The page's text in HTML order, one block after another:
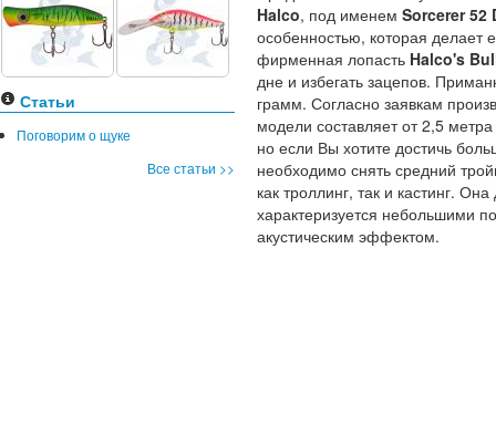
Статьи
Поговорим о щуке
Все статьи >>
Halco, под именем Sorcerer 52
особенностью, которая
фирменная лопасть Halco's
дне и избегать зацепов.
грамм. Согласно заявкам
модели составляет от 2,5
но если Вы хотите достичь
необходимо снять средний
как троллинг, так и кастинг.
характеризуется небольшими
акустическим эффектом.